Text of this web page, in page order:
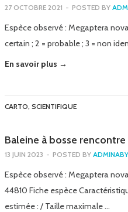
27 OCTOBRE 2021 - POSTED BY
Espèce observé : Megaptera
certain ; 2 = probable ; 3 = non
En savoir plus →
CARTO, SCIENTIFIQUE
Baleine à bosse rencontre
13 JUIN 2023 - POSTED BY
Espèce observé : Megaptera
44810 Fiche espèce
estimée : / Taille maximale …